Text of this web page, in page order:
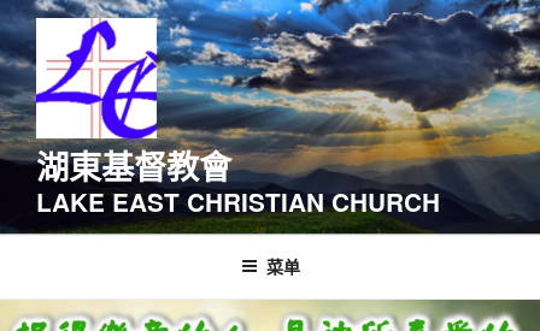
跳
至
内
容
湖東基督教會
LAKE EAST CHRISTIAN CHURCH
菜单